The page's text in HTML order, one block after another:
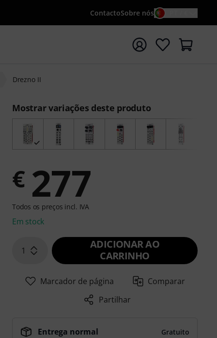
ContactoSobre nós
pesquisa com o termo de pesquisa {searchTerm}
Drezno II
Mostrar variações deste produto
€ 277
Todos os preços incl. IVA
Em stock
1
ADICIONAR AO
CARRINHO
Marcador de página
Comparar
Partilhar
Entrega normal
Gratuito